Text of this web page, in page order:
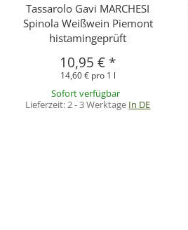
Tassarolo Gavi MARCHESI
Spinola Weißwein Piemont
histamingeprüft
10,95 € *
14,60 € pro 1 l
Sofort verfügbar
Lieferzeit:2 - 3 Werktage In DE